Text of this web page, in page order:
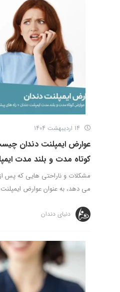
کوتاه مدت و بلند مدت
مشکلات و ناراحتی ‌هایی که پس
می ‌دهد، به عنوان عوارض
دنیای دندان